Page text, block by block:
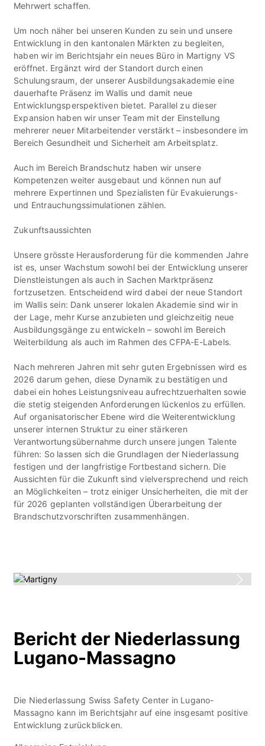
Mehrwert schaffen.
Um noch näher bei unseren Kunden zu sein und unsere
Entwicklung in den kantonalen Märkten zu begleiten,
haben wir im Berichtsjahr ein neues Büro in Martigny VS
eröffnet. Ergänzt wird der Standort durch einen
Schulungsraum, der unserer Ausbildungsakademie eine
dauerhafte Präsenz im Wallis und damit neue
Entwicklungsperspektiven bietet. Parallel zu dieser
Expansion haben wir unser Team mit der Einstellung
mehrerer neuer Mitarbeitender verstärkt – insbesondere im
Bereich Gesundheit und Sicherheit am Arbeitsplatz.
Auch im Bereich Brandschutz haben wir unsere
Kompetenzen weiter ausgebaut und können nun auf
mehrere Expertinnen und Spezialisten für Evakuierungs-
und Entrauchungssimulationen zählen.
Zukunftsaussichten
Unsere grösste Herausforderung für die kommenden Jahre
ist es, unser Wachstum sowohl bei der Entwicklung unserer
Dienstleistungen als auch in Sachen Marktpräsenz
fortzusetzen. Entscheidend wird dabei der neue Standort
im Wallis sein: Dank unserer lokalen Akademie sind wir in
der Lage, mehr Kurse anzubieten und gleichzeitig neue
Ausbildungsgänge zu entwickeln – sowohl im Bereich
Weiterbildung als auch im Rahmen des CFPA-E-Labels.
Nach mehreren Jahren mit sehr guten Ergebnissen wird es
2026 darum gehen, diese Dynamik zu bestätigen und
dabei ein hohes Leistungsniveau aufrechtzuerhalten sowie
die stetig steigenden Anforderungen lückenlos zu erfüllen.
Auf organisatorischer Ebene wird die Weiterentwicklung
unserer internen Struktur zu einer stärkeren
Verantwortungsübernahme durch unsere jungen Talente
führen: So lassen sich die Grundlagen der Niederlassung
festigen und der langfristige Fortbestand sichern. Die
Aussichten für die Zukunft sind vielversprechend und reich
an Möglichkeiten – trotz einiger Unsicherheiten, die mit der
für 2026 geplanten vollständigen Überarbeitung der
Brandschutzvorschriften zusammenhängen.
Bericht der Niederlassung
Lugano-Massagno
Die Niederlassung Swiss Safety Center in Lugano-
Massagno kann im Berichtsjahr auf eine insgesamt positive
Entwicklung zurückblicken.